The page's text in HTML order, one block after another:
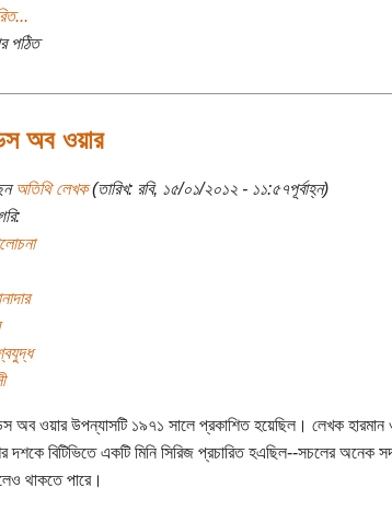
পঠিত
অব ওয়ার
অতিথি লেখক(তারিখ: রবি, ১৫/০১/২০১২ - ১১:৫৭পূর্বাহ্ন)
অব ওয়ার উপন্যাসটি ১৯৭১ সালে প্রকাশিত হয়েছিল। লেখক হারমান
দশকে বিটিভিতে একটি মিনি সিরিজ প্রচারিত হএছিল--সচলের অনেক
থাকতে পারে।